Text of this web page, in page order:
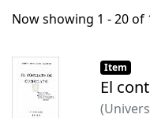
Now showing 1 - 20 of
Item
El
(